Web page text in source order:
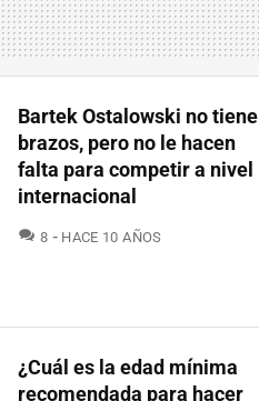
Bartek Ostalowski no tiene
brazos, pero no le hacen
falta para competir a nivel
internacional
8 COMENTARIOS
HACE 10 AÑOS
¿Cuál es la edad mínima
recomendada para hacer